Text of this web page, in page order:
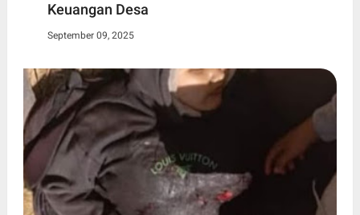
Keuangan Desa
September 09, 2025